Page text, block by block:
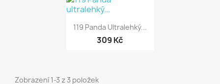
Rychlý náhled
119 Panda Ultralehký...
309 Kč
Zobrazení 1-3 z 3 položek